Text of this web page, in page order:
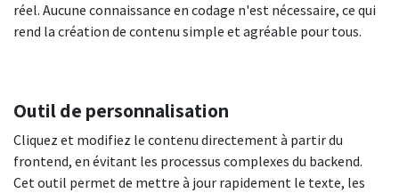
réel. Aucune connaissance en codage n'est nécessaire, ce qui
rend la création de contenu simple et agréable pour tous.
Outil de personnalisation
Cliquez et modifiez le contenu directement à partir du
frontend, en évitant les processus complexes du backend.
Cet outil permet de mettre à jour rapidement le texte, les